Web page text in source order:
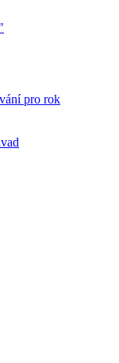
pro rok